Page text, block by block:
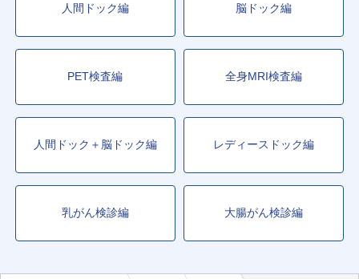
人間ドック編 脳ドック編
PET検査編 全身MRI検査編
人間ドック＋脳ドック編 レディースドック編
乳がん検診編 大腸がん検診編